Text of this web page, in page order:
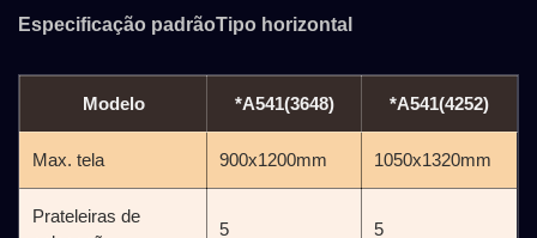
Especificação padrãoTipo horizontal
Modelo *A541(3648) *A541(4252)
Max. tela 900x1200mm 1050x1320mm
Prateleiras de
5 5